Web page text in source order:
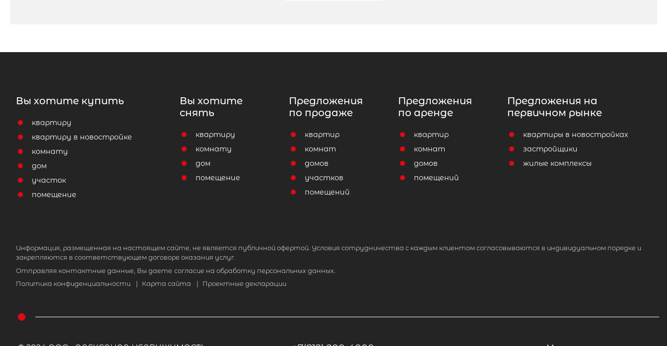
Вы хотите купить
квартиру
квартиру в новостройке
комнату
дом
участок
помещение
Вы хотите
снять
квартиру
комнату
дом
помещение
Предложения
по продаже
квартир
комнат
домов
участков
помещений
Предложения
по аренде
квартир
комнат
домов
помещений
Предложения на
первичном рынке
квартиры в новостройках
застройщики
жилые комплексы
Информация, размещенная на настоящем сайте, не является публичной офертой. Условия сотрудничества с каждым клиентом согласовываются в индивидуальном порядке и
закрепляются в соответствующем договоре оказания услуг.
Отправляя контактные данные, Вы даете согласие на обработку персональных данных.
Политика конфиденциальности
Карта сайта Проектные декларации